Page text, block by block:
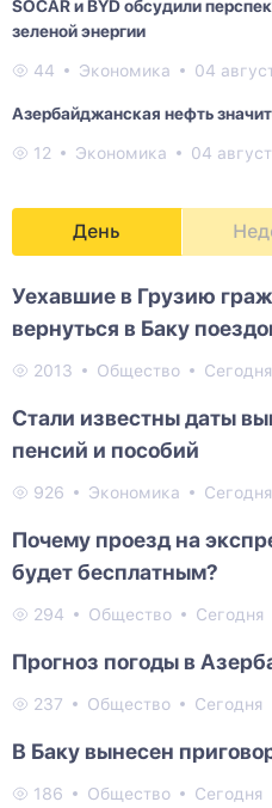
SOCAR и BYD обсудили
зеленой энергии
44 Экономика 04
Азербайджанская нефть
12 Экономика 04
День
Уехавшие в Грузию
вернуться в Баку
2013 Общество Сегодня
Стали известны даты
пенсий и пособий
926 Экономика Сегодня
Почему проезд на
будет бесплатным?
294 Общество Сегодня
Прогноз погоды в
237 Общество Сегодня
В Баку вынесен
186 Общество Сегодня